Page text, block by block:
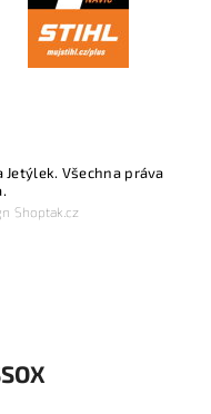
Jetýlek. Všechna práva
Shoptak.cz